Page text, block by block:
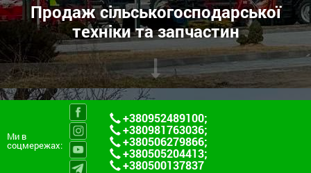
Продаж сільськогосподарської
техніки та запчастин
Ми в
соцмережах:
+380952489100;
+380981763036;
+380506279866;
+380505204413;
+380500137837